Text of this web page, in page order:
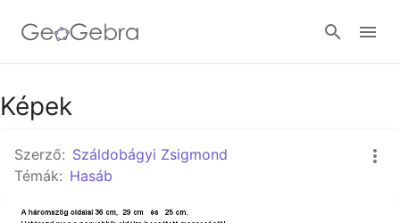
Képek
Szerző: Száldobágyi Zsigmond
Témák: Hasáb